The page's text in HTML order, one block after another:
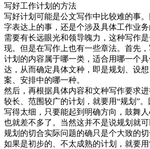
写好工作计划的方法
写好计划可能是公文写作中比较难的事
字表达上的事，还是个涉及具体工作业务
需要有长远眼光和领导魄力，这种写作
现。但是在写作上也有一些章法。首先
计划的内容属于哪一类，适合用哪一个
达，从而确定具体文种，即是规划、设
案、安排中的哪一种。
然后，再根据具体内容和文种写作要求
较长、范围较广的计划，就要用“规划”
写得太细，只要能起到明确方向，鼓舞
也就差不多了。当然这并不是说规划就
规划的切合实际问题的确只是个大致的切
如果是初步的、不太成熟的计划，就要